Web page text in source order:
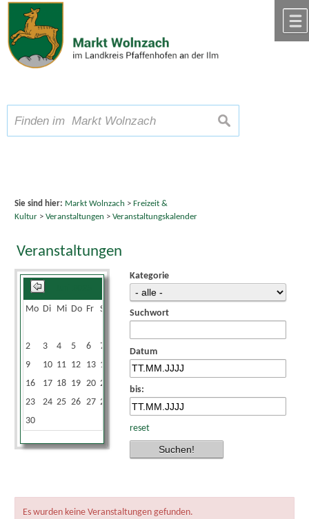
Zum Inhalt,zur Navigation
Schriftgröße A A A suchen
Sie sind hier: Markt Wolnzach > Freizeit &
Kultur> Veranstaltungen > Veranstaltungskalender
Veranstaltungen
Mo Di Mi Do Fr Sa
2
3 4 5 6 7
9
10 11 12 13 14
16
17 18 19 20 21
23
24 25 26 27 28
30
Kategorie
Suchwort
Datum
bis:
reset
Es wurden keine Veranstaltungen gefunden.